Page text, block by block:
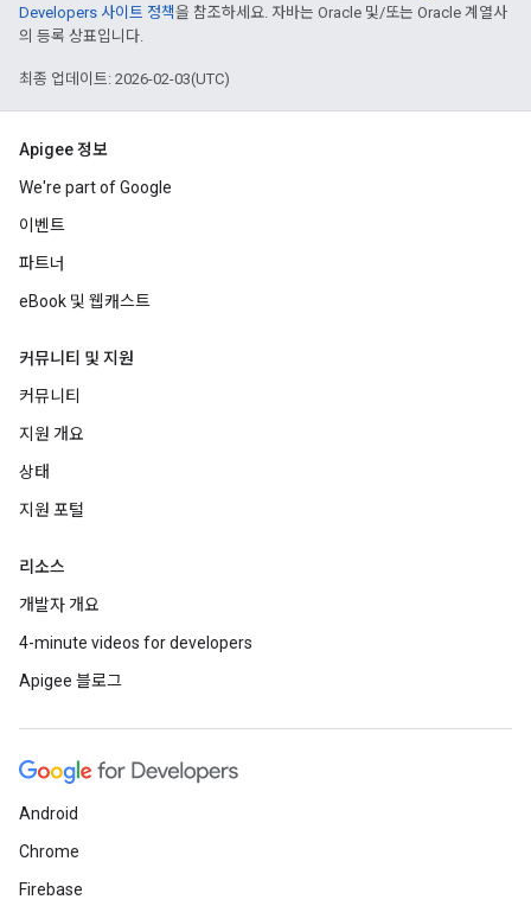
Developers 사이트 정책을 참조하세요. 자바는 Oracle 및/또는 Oracle 계열사
의 등록 상표입니다.
최종 업데이트: 2026-02-03(UTC)
Apigee 정보
We're part of Google
이벤트
파트너
eBook 및 웹캐스트
커뮤니티 및 지원
커뮤니티
지원 개요
상태
지원 포털
리소스
개발자 개요
4-minute videos for developers
Apigee 블로그
Android
Chrome
Firebase